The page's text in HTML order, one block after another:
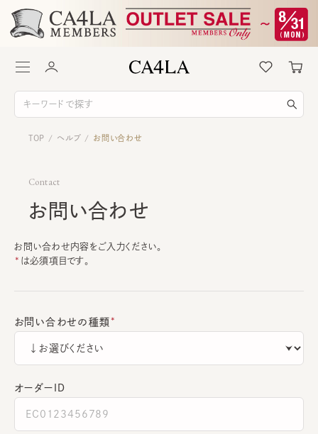
TOP / ヘルプ / お問い合わせ
Contact
お問い合わせ
お問い合わせ内容をご入力ください。
は必須項目です。
お問い合わせの種類
オーダーＩＤ